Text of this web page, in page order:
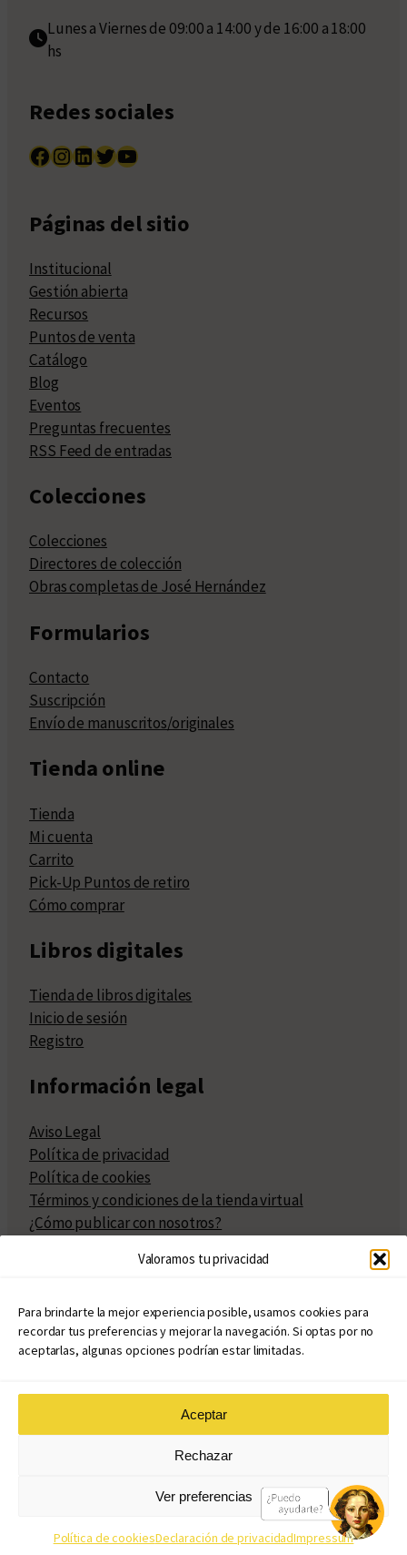
Valoramos tu privacidad
Para brindarte la mejor experiencia posible, usamos cookies para
recordar tus preferencias y mejorar la navegación. Si optas por no
aceptarlas, algunas opciones podrían estar limitadas.
Aceptar
Rechazar
Ver preferencias
Política de cookiesDeclaración de privacidadImpressum
Lunes a Viernes de 09:00 a 14:00 y de 16:00 a 18:00
hs
Redes sociales
Facebook InstagramLinkedIn Twitter YouTube
Páginas del sitio
Institucional
Gestión abierta
Recursos
Puntos de venta
Catálogo
Blog
Eventos
Preguntas frecuentes
RSS Feed de entradas
Colecciones
Colecciones
Directores de colección
Obras completas de José Hernández
Formularios
Contacto
Suscripción
Envío de manuscritos/originales
Tienda online
Tienda
Mi cuenta
Carrito
Pick-Up Puntos de retiro
Cómo comprar
Libros digitales
Tienda de libros digitales
Inicio de sesión
Registro
Información legal
Aviso Legal
Política de privacidad
Política de cookies
Términos y condiciones de la tienda virtual
¿Cómo publicar con nosotros?
Políticas de publicación
Políticas de coedición
Atribuciones